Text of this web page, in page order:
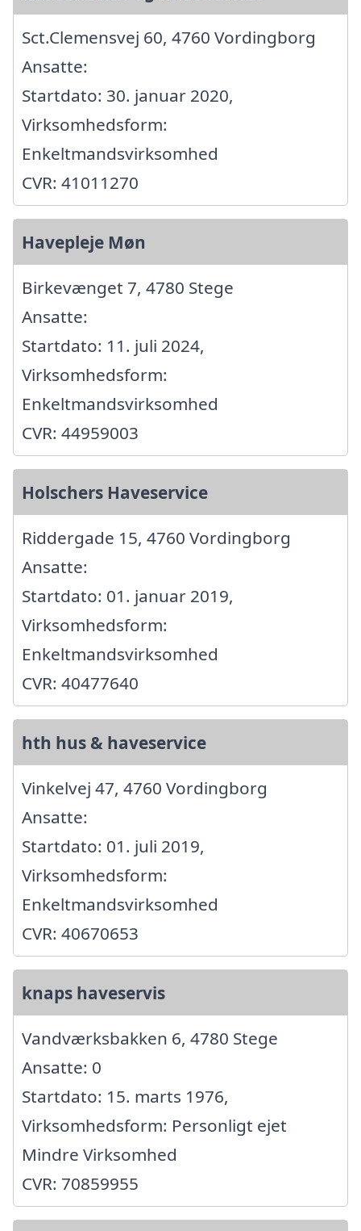
Sct.Clemensvej 60, 4760 Vordingborg
Ansatte:
Startdato: 30. januar 2020,
Virksomhedsform:
Enkeltmandsvirksomhed
CVR: 41011270
Havepleje Møn
Birkevænget 7, 4780 Stege
Ansatte:
Startdato: 11. juli 2024,
Virksomhedsform:
Enkeltmandsvirksomhed
CVR: 44959003
Holschers Haveservice
Riddergade 15, 4760 Vordingborg
Ansatte:
Startdato: 01. januar 2019,
Virksomhedsform:
Enkeltmandsvirksomhed
CVR: 40477640
hth hus & haveservice
Vinkelvej 47, 4760 Vordingborg
Ansatte:
Startdato: 01. juli 2019,
Virksomhedsform:
Enkeltmandsvirksomhed
CVR: 40670653
knaps haveservis
Vandværksbakken 6, 4780 Stege
Ansatte: 0
Startdato: 15. marts 1976,
Virksomhedsform: Personligt ejet
Mindre Virksomhed
CVR: 70859955